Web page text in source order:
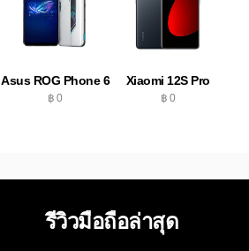
Asus ROG Phone 6
฿ 0
Xiaomi 12S Pro
฿ 0
รีวิวมือถือล่าสุด